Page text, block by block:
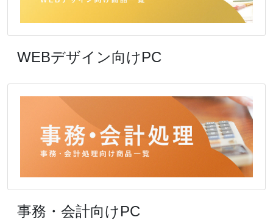
WEBデザイン向けPC
事務・会計向けPC